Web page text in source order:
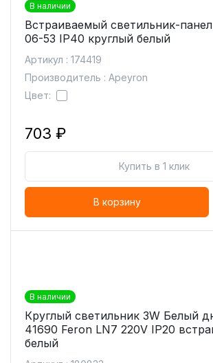
В наличии
Встраиваемый светильник-
06-53 IP40 круглый белый
Артикул : 174419
Производитель : Apeyron
Цвет:
703 ₽
Купить в 1 клик
В корзину
В наличии
Круглый светильник 3W Белый
41690 Feron LN7 220V IP20
белый